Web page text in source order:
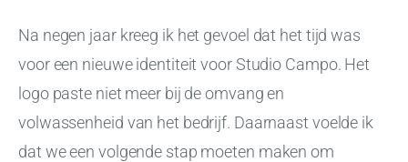
Na negen jaar kreeg ik het gevoel dat het tijd was
voor een nieuwe identiteit voor Studio Campo. Het
logo paste niet meer bij de omvang en
volwassenheid van het bedrijf. Daarnaast voelde ik
dat we een volgende stap moeten maken om